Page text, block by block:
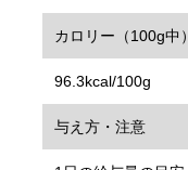
カロリー（100g中
96.3kcal/100g
与え方・注意